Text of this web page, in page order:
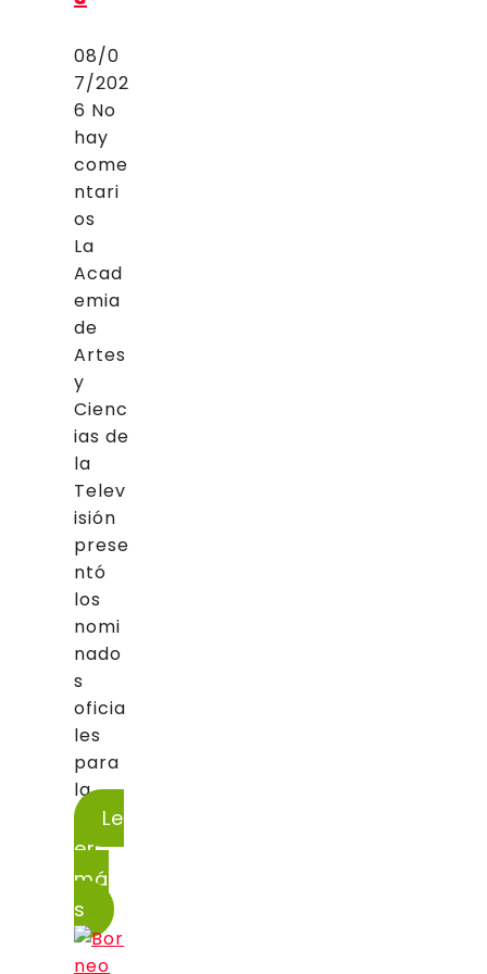
08/0
7/202
6 No
hay
come
ntari
os
La
Acad
emia
de
Artes
y
Cienc
ias de
la
Telev
isión
prese
ntó
los
nomi
nado
s
oficia
les
para
la...
Le
er
má
s